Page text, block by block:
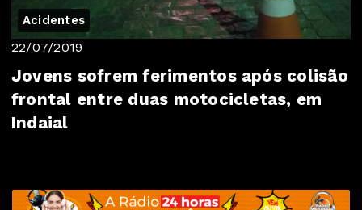
Acidentes
22/07/2019
Jovens sofrem ferimentos após colisão
frontal entre duas motocicletas, em
Indaial